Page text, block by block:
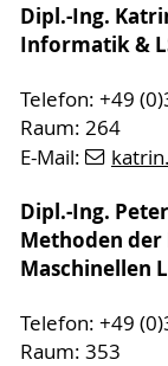
Dipl.-Ing.
Informatik &
Telefon: +49
Raum: 264
E-Mail:
Dipl.-Ing.
Methoden der
Maschinellen
Telefon: +49
Raum: 353